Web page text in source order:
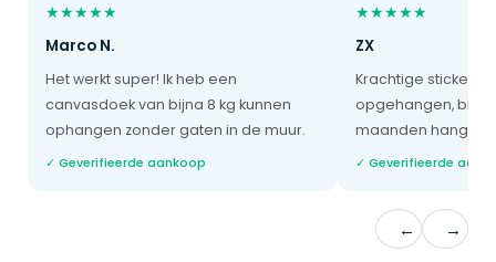
★★★★★
Marco N.
Het werkt super! Ik heb een
canvasdoek van bijna 8 kg kunnen
ophangen zonder gaten in de muur.
✓ Geverifieerde aankoop
★★★★★
ZX
Krachtige sticker.
opgehangen, blijft
maanden hangen
✓ Geverifieerde
← →